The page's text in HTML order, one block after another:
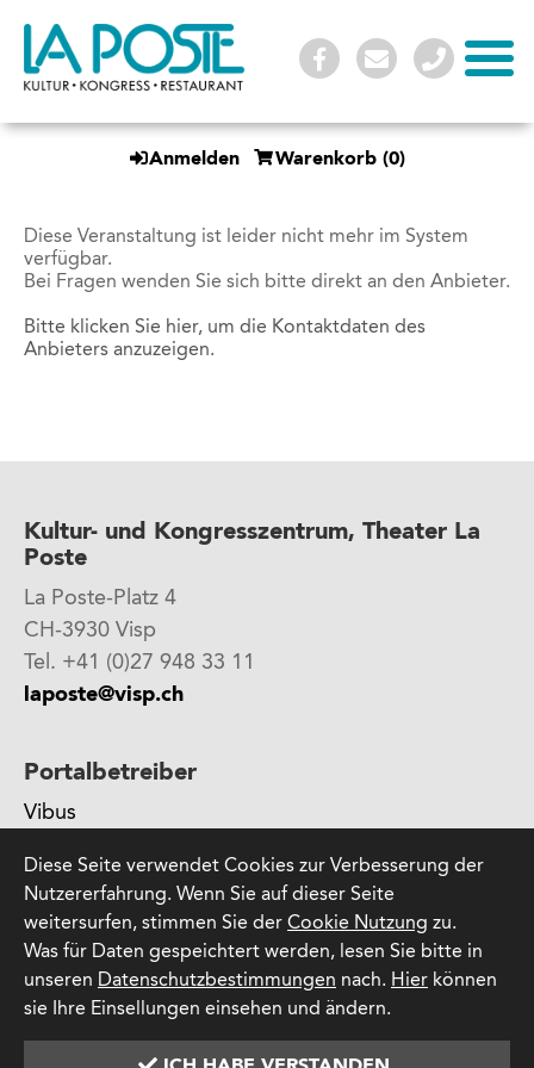
Anmelden Warenkorb (0)
Diese Seite verwendet Cookies zur Verbesserung der
Nutzererfahrung. Wenn Sie auf dieser Seite
weitersurfen, stimmen Sie der Cookie Nutzung zu.
Was für Daten gespeichtert werden, lesen Sie bitte in
unseren Datenschutzbestimmungen nach. Hier können
sie Ihre Einsellungen einsehen und ändern.
Diese Veranstaltung ist leider nicht mehr im System
verfügbar.
Bei Fragen wenden Sie sich bitte direkt an den Anbieter.
Bitte klicken Sie hier, um die Kontaktdaten des
Anbieters anzuzeigen.
Kultur- und Kongresszentrum, Theater La
Poste
La Poste-Platz 4
CH-3930 Visp
Tel. +41 (0)27 948 33 11
laposte@visp.ch
Portalbetreiber
Vibus
Attilastraße 61-67
12105 Berlin
©2026 Datenschutz AGB Impressum